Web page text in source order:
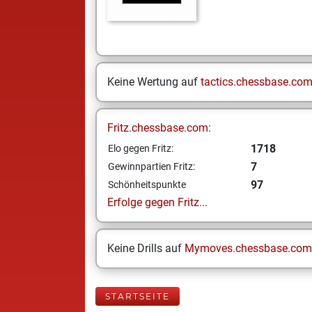
Keine Wertung auf tactics.chessbase.com
Fritz.chessbase.com:
Elo gegen Fritz: 1718
Gewinnpartien Fritz: 7
Schönheitspunkte
97
Erfolge gegen Fritz...
Keine Drills auf Mymoves.chessbase.com
STARTSEITE